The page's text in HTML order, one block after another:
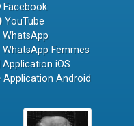
Facebook
YouTube
WhatsApp
WhatsApp Femmes
Application iOS
Application Android